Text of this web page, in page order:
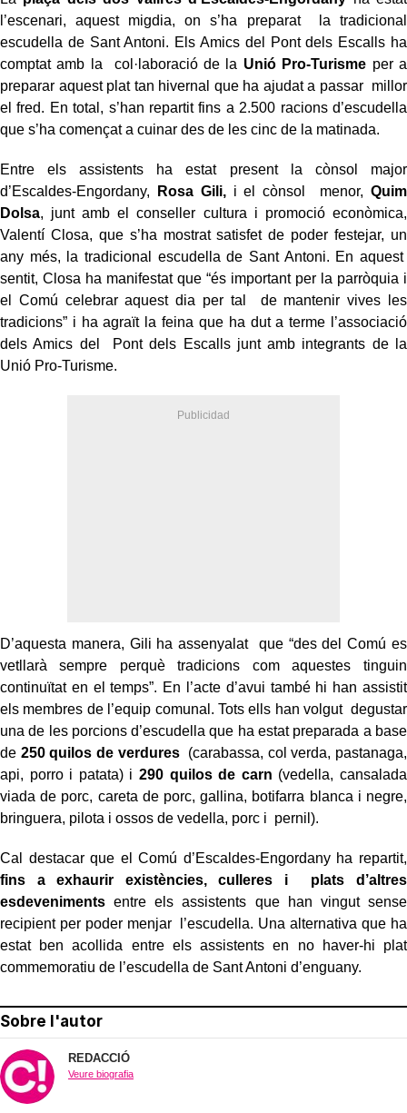
l’escenari, aquest migdia, on s’ha preparat la tradicional
escudella de Sant Antoni. Els Amics del Pont dels Escalls ha
comptat amb la col·laboració de la Unió Pro-Turisme per a
preparar aquest plat tan hivernal que ha ajudat a passar millor
el fred. En total, s’han repartit fins a 2.500 racions d’escudella
que s’ha començat a cuinar des de les cinc de la matinada.
Entre els assistents ha estat present la cònsol major
d’Escaldes-Engordany,
Rosa Gili,i el cònsol menor, Quim
Dolsa, junt amb el conseller cultura i promoció econòmica,
Valentí Closa, que s’ha mostrat satisfet de poder festejar, un
any més, la tradicional escudella de Sant Antoni. En aquest
sentit, Closa ha manifestat que “és important per la parròquia i
el Comú celebrar aquest dia per tal de mantenir vives les
tradicions” i ha agraït la feina que ha dut a terme l’associació
dels Amics del Pont dels Escalls junt amb integrants de la
Unió Pro-Turisme.
D’aquesta manera, Gili ha assenyalat que “des del Comú es
vetllarà sempre perquè tradicions com aquestes tinguin
continuïtat en el temps”. En l’acte d’avui també hi han assistit
els membres de l’equip comunal. Tots ells han volgut degustar
una de les porcions d’escudella que ha estat preparada a base
de 250 quilos de verdures(carabassa, col verda, pastanaga,
api, porro i patata) i 290 quilos de carn (vedella, cansalada
viada de porc, careta de porc, gallina, botifarra blanca i negre,
bringuera, pilota i ossos de vedella, porc i pernil).
Cal destacar que el Comú d’Escaldes-Engordany ha repartit,
fins a exhaurir existències, culleres i plats d’altres
esdeveniments entre els assistents que han vingut sense
recipient per poder menjar l’escudella. Una alternativa que ha
estat ben acollida entre els assistents en no haver-hi plat
commemoratiu de l’escudella de Sant Antoni d’enguany.
Sobre l'autor
REDACCIÓ
Veure biografia